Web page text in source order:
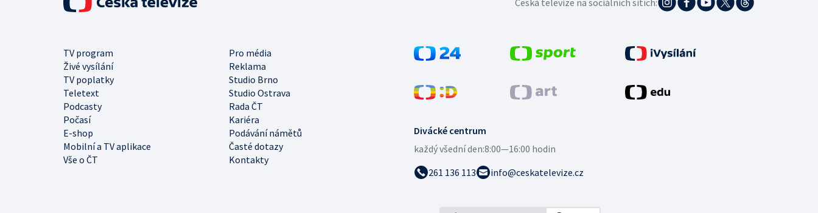
Divácké centrum
každý všední den:8:00—16:00 hodin
261 136 113
info@ceskatelevize.cz
TV program
Pro média
Živé vysílání
Reklama
TV poplatky
Studio Brno
Teletext
Studio Ostrava
Podcasty
Rada ČT
Počasí
Kariéra
E-shop
Podávání námětů
Mobilní a TV aplikace
Časté dotazy
Vše o ČT
Kontakty
Česká televize na sociálních sítích: